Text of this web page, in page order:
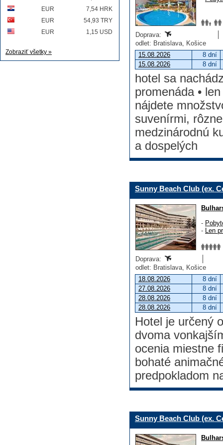
Doprava:
odlet: Bratislava, Košice
15.08.2026
8 dní
15.08.2026
8 dní
hotel sa
promenáda •
nájdete
suvenírmi,
medzinárodnú
a dospelých
Sunny Beach Club (ex.
-
- Len
Doprava:
odlet: Bratislava, Košice
18.08.2026
8 dní
27.08.2026
8 dní
28.08.2026
8 dní
28.08.2026
8 dní
Hotel je určený
dvoma
ocenia miestne
bohaté
predpokladom
Sunny Beach Club (ex.
EUR
7,54 HRK
EUR
54,93 TRY
EUR
1,15 USD
Zobraziť všetky »